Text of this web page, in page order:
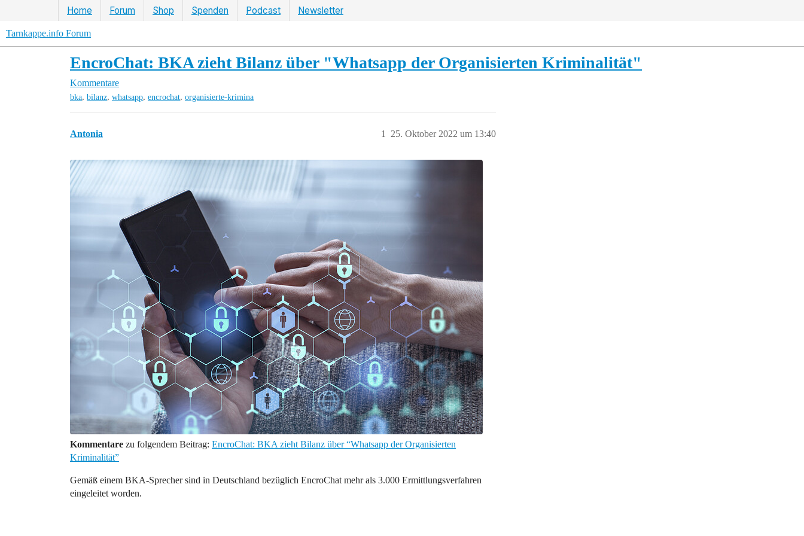
Home Forum Shop Spenden Podcast Newsletter
Tarnkappe.info Forum
EncroChat: BKA zieht Bilanz über "Whatsapp der Organisierten Kriminalität"
Kommentare
bka, bilanz, whatsapp, encrochat, organisierte-krimina
Antonia 25. Oktober 2022 um 13:40
1
Kommentare zu folgendem Beitrag: EncroChat: BKA zieht Bilanz über “Whatsapp der Organisierten
Kriminalität”
Gemäß einem BKA-Sprecher sind in Deutschland bezüglich EncroChat mehr als 3.000 Ermittlungsverfahren
eingeleitet worden.